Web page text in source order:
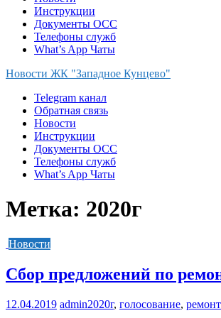
Инструкции
Документы ОСС
Телефоны служб
What’s App Чаты
Новости ЖК "Западное Кунцево"
Telegram канал
Обратная связь
Новости
Инструкции
Документы ОСС
Телефоны служб
What’s App Чаты
Метка: 2020г
Новости
Сбор предложений по
12.04.2019 admin2020г, голосование,